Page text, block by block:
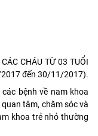
CHÁU TỪ 03 TUỔI
đến 30/11/2017).
bệnh về nam khoa
tâm, chăm sóc và
khoa trẻ nhỏ thường